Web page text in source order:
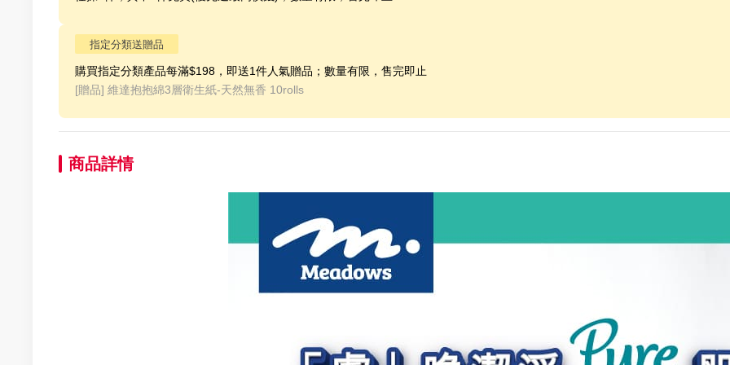
指定分類送贈品
購買指定分類產品每滿$198，即送1件人氣贈品；數量有限，售完即止
[贈品] 維達抱抱綿3層衛生紙-天然無香 10rolls
商品詳情